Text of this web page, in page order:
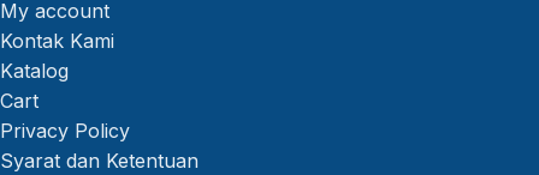
My account
Kontak Kami
Katalog
Cart
Privacy Policy
Syarat dan Ketentuan